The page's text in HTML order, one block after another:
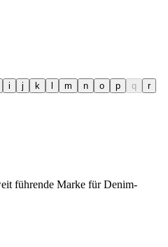
i j k l m n o p q
r
führende Marke für Denim-